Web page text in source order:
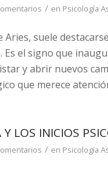
/ en Psicología
Aries, suele
el signo que
y abrir nuevos
que merece
LOS INICIOS
/ en Psicología